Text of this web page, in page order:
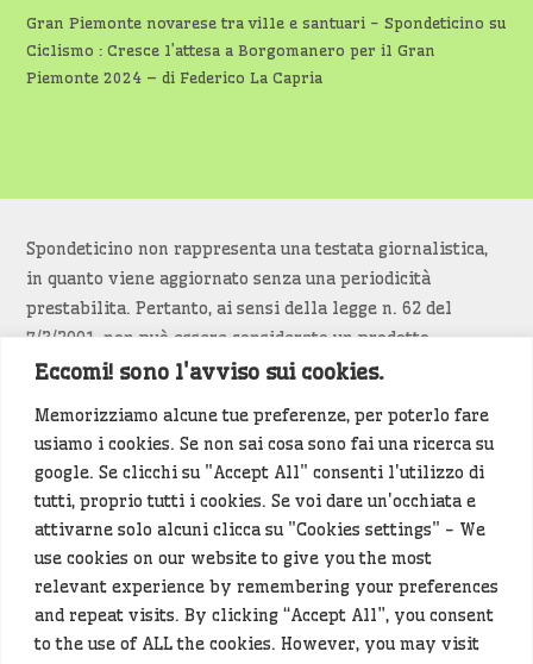
Eccomi! sono l'avviso sui cookies.
Memorizziamo alcune tue preferenze, per poterlo fare
usiamo i cookies. Se non sai cosa sono fai una ricerca su
google. Se clicchi su "Accept All" consenti l'utilizzo di
tutti, proprio tutti i cookies. Se voi dare un'occhiata e
attivarne solo alcuni clicca su "Cookies settings" - We
use cookies on our website to give you the most
relevant experience by remembering your preferences
and repeat visits. By clicking “Accept All”, you consent
to the use of ALL the cookies. However, you may visit
Gran Piemonte novarese tra ville e santuari - Spondeticino su
Ciclismo : Cresce l’attesa a Borgomanero per il Gran
Piemonte 2024 – di Federico La Capria
Spondeticino non rappresenta una testata giornalistica,
in quanto viene aggiornato senza una periodicità
prestabilita. Pertanto, ai sensi della legge n. 62 del
7/3/2001, non può essere considerato un prodotto
editoriale.
Siamo attenti a non violare copyright e diritti
d’immagine. Se un contenuto è di tua proprietà e vuoi
richiederne la rimozionediccelo(<- clicca per inviarci un
messaggio).
Alcuni articoli sono generati in bozza rielaborando, con
l'intelligenza artificiale generativa, contenuti
provenienti da fonti istituzionali e altri siti di interesse
locale. Prima della pubblicazioni l'articolo viene